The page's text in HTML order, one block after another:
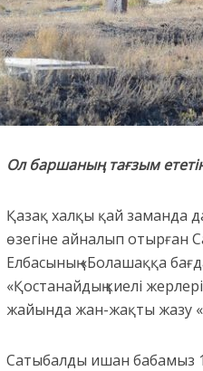
Ол баршаның тағзым
Қазақ халқы қай заманда
өзегіне айналып отырған
Елбасының «Болашаққа
«Қостанайдың киелі
жайында жан-жақты жазу
Сатыбалды ишан бабамыз